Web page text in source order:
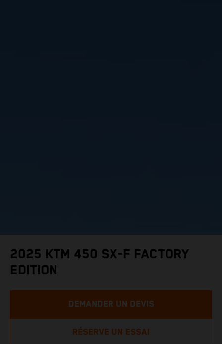
2025 KTM 450 SX-F FACTORY
EDITION
DEMANDER UN DEVIS
RÉSERVE UN ESSAI